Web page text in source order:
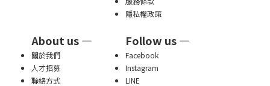
隱私權政策
About us — Follow us —
關於我們
Facebook
人才招募
Instagram
聯絡方式
LINE